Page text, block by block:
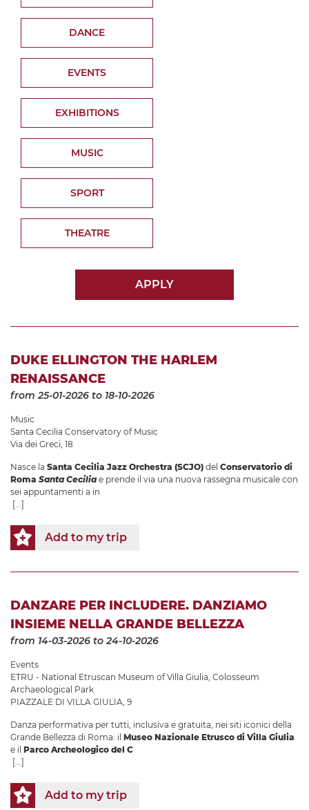
DANCE
EVENTS
EXHIBITIONS
MUSIC
SPORT
THEATRE
APPLY
DUKE ELLINGTON THE HARLEM
RENAISSANCE
from 25-01-2026 to 18-10-2026
Music
Santa Cecilia Conservatory of Music
Via dei Greci, 18
Nasce la Santa Cecilia Jazz Orchestra (SCJO) del Conservatorio di
Roma Santa Ceciliae prende il via una nuova rassegna musicale con
sei appuntamenti a in
[...]
Add to my trip
DANZARE PER INCLUDERE. DANZIAMO
INSIEME NELLA GRANDE BELLEZZA
from 14-03-2026 to 24-10-2026
Events
ETRU - National Etruscan Museum of Villa Giulia, Colosseum
Archaeological Park
PIAZZALE DI VILLA GIULIA, 9
Danza performativa per tutti, inclusiva e gratuita, nei siti iconici della
Grande Bellezza di Roma: il Museo Nazionale Etrusco di Villa Giulia
e il Parco Archeologico del C
[...]
Add to my trip